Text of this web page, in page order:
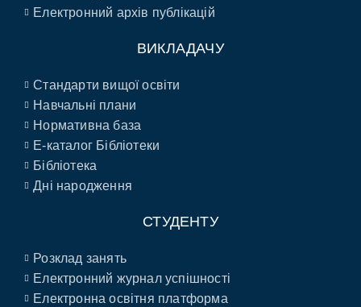
Електронний архів публікацій
ВИКЛАДАЧУ
Стандарти вищої освіти
Навчальні плани
Нормативна база
E-каталог Бібліотеки
Бібліотека
Дні народження
СТУДЕНТУ
Розклад занять
Електронний журнал успішності
Електронна освітня платформа